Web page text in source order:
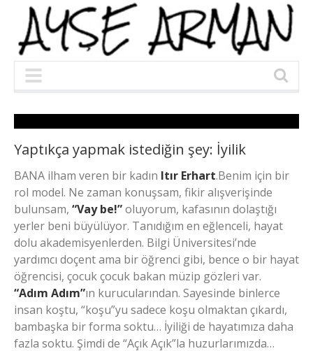
Yaptıkça yapmak istediğin şey: İyilik
BANA ilham veren bir kadın Itır Erhart.Benim için bir
rol model. Ne zaman konuşsam, fikir alışverişinde
bulunsam, “Vay be!”oluyorum, kafasının dolaştığı
yerler beni büyülüyor. Tanıdığım en eğlenceli, hayat
dolu akademisyenlerden. Bilgi Üniversitesi’nde
yardımcı doçent ama bir öğrenci gibi, bence o bir hayat
öğrencisi, çocuk çocuk bakan müzip gözleri var.
“Adım Adım”ın kurucularından. Sayesinde binlerce
insan koştu, “koşu”yu sadece koşu olmaktan çıkardı,
bambaşka bir forma soktu… İyiliği de hayatımıza daha
fazla soktu. Şimdi de “Açık Açık”la huzurlarımızda…